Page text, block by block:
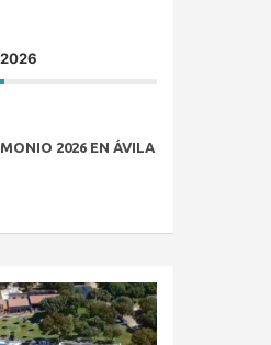
2026
2026 EN ÁVILA